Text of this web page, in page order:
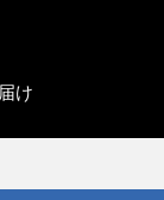
け